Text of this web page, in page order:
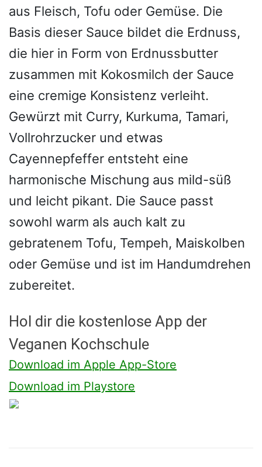
aus Fleisch, Tofu oder Gemüse. Die
Basis dieser Sauce bildet die Erdnuss,
die hier in Form von Erdnussbutter
zusammen mit Kokosmilch der Sauce
eine cremige Konsistenz verleiht.
Gewürzt mit Curry, Kurkuma, Tamari,
Vollrohrzucker und etwas
Cayennepfeffer entsteht eine
harmonische Mischung aus mild-süß
und leicht pikant. Die Sauce passt
sowohl warm als auch kalt zu
gebratenem Tofu, Tempeh, Maiskolben
oder Gemüse und ist im Handumdrehen
zubereitet.
Hol dir die kostenlose App der
Veganen Kochschule
Download im Apple App-Store
Download im Playstore